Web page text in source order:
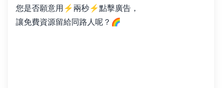
您是否願意用⚡️兩秒⚡️點擊廣告，
讓免費資源留給同路人呢？🌈